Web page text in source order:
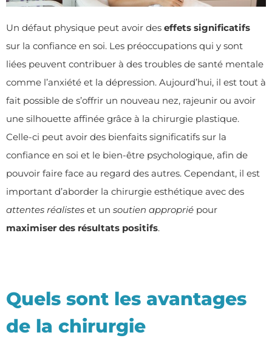
Un défaut physique peut avoir des effets significatifs
sur la confiance en soi. Les préoccupations qui y sont
liées peuvent contribuer à des troubles de santé mentale
comme l’anxiété et la dépression. Aujourd’hui, il est tout à
fait possible de s’offrir un nouveau nez, rajeunir ou avoir
une silhouette affinée grâce à la chirurgie plastique.
Celle-ci peut avoir des bienfaits significatifs sur la
confiance en soi et le bien-être psychologique, afin de
pouvoir faire face au regard des autres. Cependant, il est
important d’aborder la chirurgie esthétique avec des
attentes réalistes et un soutien approprié pour
maximiser des résultats positifs.
Quels sont les avantages
de la chirurgie